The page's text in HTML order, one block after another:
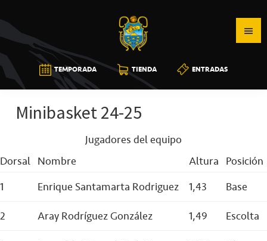
a
la
navegación
principal
al
contenido
principal
a
la
barra
lateral
principal
CB
CANARIAS
TEMPORADA TIENDA ENTRADAS
Minibasket 24-25
Jugadores del equipo
Dorsal Nombre Altura Posición
1
Enrique Santamarta Rodriguez 1,43
Base
2
Aray Rodríguez González 1,49
Escolta